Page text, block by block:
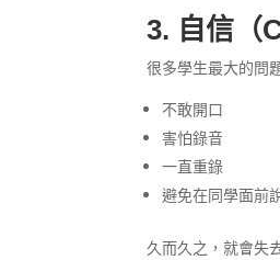
3. 自信（
很多學生最大的問
不敢開口
害怕錄音
一直重錄
避免在同學面前
久而久之，就會失